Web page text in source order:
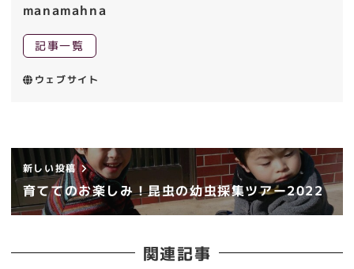
manamahna
記事一覧
ウェブサイト
新しい投稿
育ててのお楽しみ！昆虫の幼虫採集ツアー2022
関連記事